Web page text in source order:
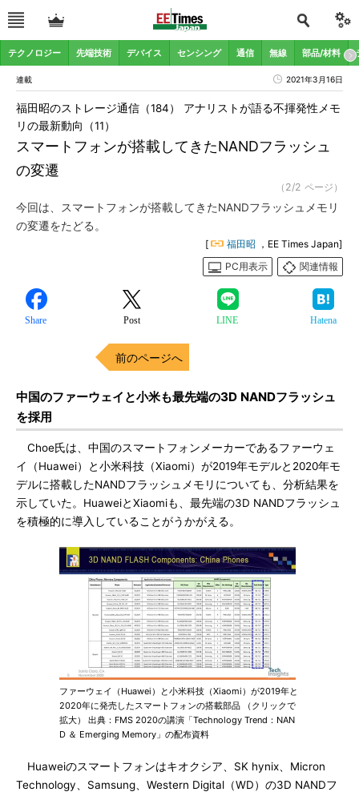
テクノロジー 先端技術 デバイス センシング 通信 無線 部品/材料
連載 2021年3月16日
スマートフォンが搭載してきたNANDフラッシュ
の変遷
福田昭のストレージ通信（184） アナリストが語る不揮発性メモ
リの最新動向（11）
（2/2 ページ）
今回は、スマートフォンが搭載してきたNANDフラッシュメモリ
の変遷をたどる。
[ 福田昭 ，EE Times Japan]
PC用表示
関連情報
Share Post LINE Hatena
前のページへ
中国のファーウェイと小米も最先端の3D NANDフラッシュ
を採用
Choe氏は、中国のスマートフォンメーカーであるファーウェ
イ（Huawei）と小米科技（Xiaomi）が2019年モデルと2020年モ
デルに搭載したNANDフラッシュメモリについても、分析結果を
示していた。HuaweiとXiaomiも、最先端の3D NANDフラッシュ
を積極的に導入していることがうかがえる。
ファーウェイ（Huawei）と小米科技（Xiaomi）が2019年と
2020年に発売したスマートフォンの搭載部品 （クリックで
拡大） 出典：FMS 2020の講演「Technology Trend：NAN
D ＆ Emerging Memory」の配布資料
Huaweiのスマートフォンはキオクシア、SK hynix、Micron
Technology、Samsung、Western Digital（WD）の3D NANDフ